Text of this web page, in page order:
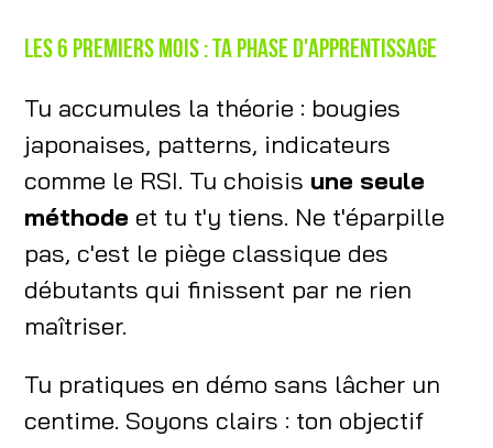
Les 6 premiers mois : ta phase d'apprentissage
Tu accumules la théorie : bougies
japonaises, patterns, indicateurs
comme le RSI. Tu choisis une seule
méthode et tu t'y tiens. Ne t'éparpille
pas, c'est le piège classique des
débutants qui finissent par ne rien
maîtriser.
Tu pratiques en démo sans lâcher un
centime. Soyons clairs : ton objectif